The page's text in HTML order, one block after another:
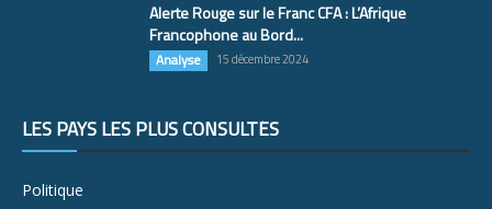
Alerte Rouge sur le Franc CFA : L’Afrique
Francophone au Bord...
Analyse 15 décembre 2024
LES PAYS LES PLUS CONSULTÉS
Politique